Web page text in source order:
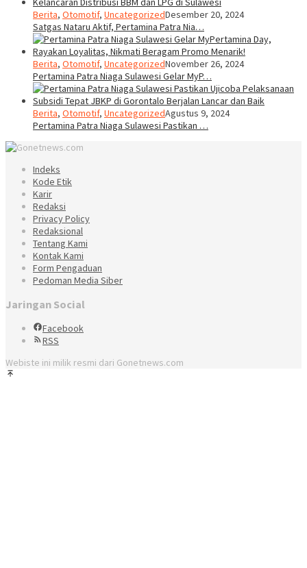
Berita, Otomotif, UncategorizedDesember 20, 2024
Satgas Nataru Aktif, Pertamina Patra Nia…
Berita, Otomotif, UncategorizedNovember 26, 2024
Pertamina Patra Niaga Sulawesi Gelar MyP…
Berita, Otomotif, UncategorizedAgustus 9, 2024
Pertamina Patra Niaga Sulawesi Pastikan …
Indeks
Kode Etik
Karir
Redaksi
Privacy Policy
Redaksional
Tentang Kami
Kontak Kami
Form Pengaduan
Pedoman Media Siber
Jaringan Social
Facebook
RSS
Webiste ini milik resmi dari Gonetnews.com